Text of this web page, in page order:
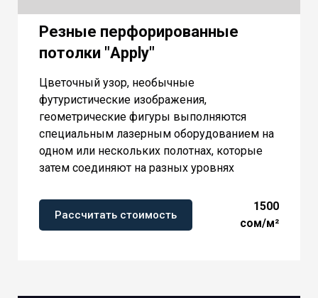
Резные перфорированные
потолки "Apply"
Цветочный узор, необычные
футуристические изображения,
геометрические фигуры выполняются
специальным лазерным оборудованием на
одном или нескольких полотнах, которые
затем соединяют на разных уровнях
Рассчитать стоимость
1500
сом/м²